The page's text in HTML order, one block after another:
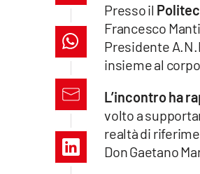
lacapitalenews.it
Presso il
Francesco
Presidente
insieme al
L’incontro ha
volto a
realtà di
Don Gaetano